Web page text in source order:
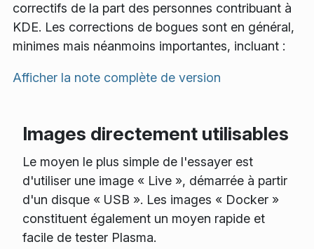
correctifs de la part des personnes contribuant à
KDE. Les corrections de bogues sont en général,
minimes mais néanmoins importantes, incluant :
Afficher la note complète de version
Images directement utilisables
Le moyen le plus simple de l'essayer est
d'utiliser une image « Live », démarrée à partir
d'un disque « USB ». Les images « Docker »
constituent également un moyen rapide et
facile de tester Plasma.